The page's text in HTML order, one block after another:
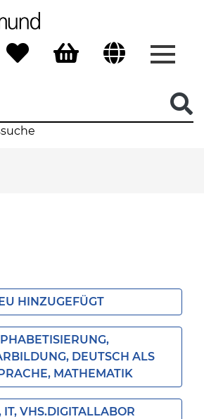
HINZUGEFÜGT
DEUTSCH ALS
MATHEMATIK
IT, VHS.DIGITALLABOR